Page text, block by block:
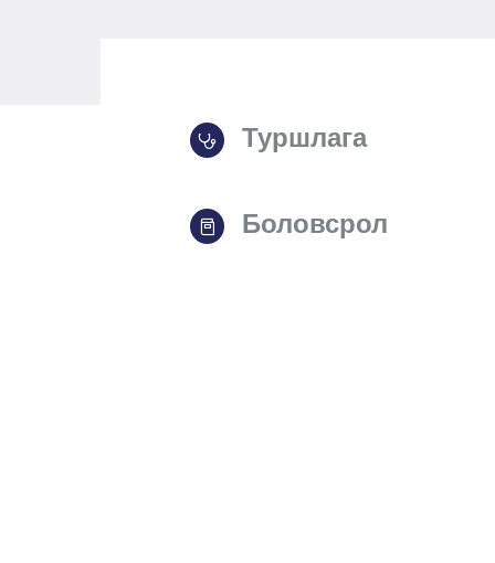
Туршлага
Боловсрол